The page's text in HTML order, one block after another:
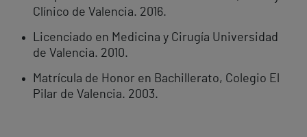
Clínico de Valencia. 2016.
Licenciado en Medicina y Cirugía Universidad
de Valencia. 2010.
Matrícula de Honor en Bachillerato, Colegio El
Pilar de Valencia. 2003.